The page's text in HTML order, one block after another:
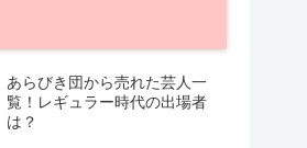
あらびき団から売れた芸人一
覧！レギュラー時代の出場者
は？